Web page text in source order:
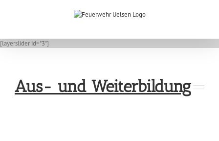
[layerslider id="3"]
Aus- und Weiterbildung